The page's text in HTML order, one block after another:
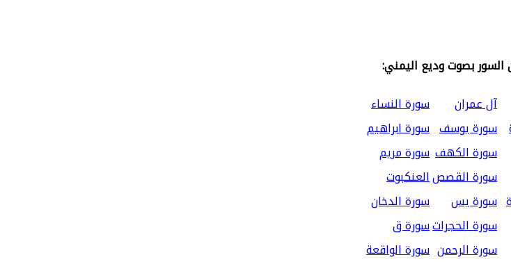
السور بصوت وديع اليمني:
آل عمران
سورة النساء
سورة يوسف سورة ابراهيم
سورة الكهف سورة مريم
سورة القصصالعنكبوت
سورة يس
سورة الدخان
سورة الحجراتسورة ق
سورة الرحمن سورة الواقعة